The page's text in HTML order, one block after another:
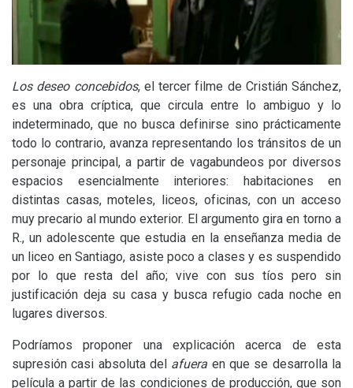
Los deseo concebidos, el tercer filme de Cristián Sánchez,
es una obra críptica, que circula entre lo ambiguo y lo
indeterminado, que no busca definirse sino prácticamente
todo lo contrario, avanza representando los tránsitos de un
personaje principal, a partir de vagabundeos por diversos
espacios esencialmente interiores: habitaciones en
distintas casas, moteles, liceos, oficinas, con un acceso
muy precario al mundo exterior. El argumento gira en torno a
R., un adolescente que estudia en la enseñanza media de
un liceo en Santiago, asiste poco a clases y es suspendido
por lo que resta del año; vive con sus tíos pero sin
justificación deja su casa y busca refugio cada noche en
lugares diversos.
Podríamos proponer una explicación acerca de esta
supresión casi absoluta del afuera en que se desarrolla la
película a partir de las condiciones de producción, que son